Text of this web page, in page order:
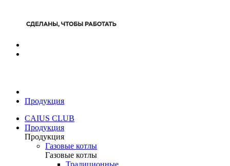
Продукция
CAIUS CLUB
Продукция
Продукция
Газовые котлы
Газовые котлы
Традиционные